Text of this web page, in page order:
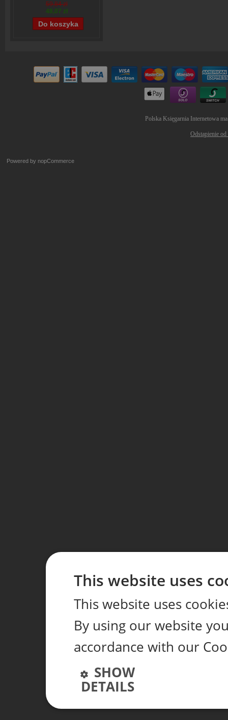
59,84 zł
48,07 zł
Polska Księgarnia Internetowa
Odstąpienie
Powered by nopCommerce
This website uses
This website uses
By using our website
accordance with our
SHOW
DETAILS